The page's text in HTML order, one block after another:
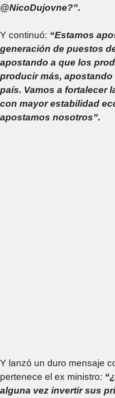
@NicoDujovne?”.
Y continuó: “Estamos
generación de puestos
apostando a que los
producir más,
país. Vamos a fortalecer
con mayor estabilidad
apostamos nosotros”.
Y lanzó un duro mensaje
pertenece el ex ministro:
alguna vez invertir sus